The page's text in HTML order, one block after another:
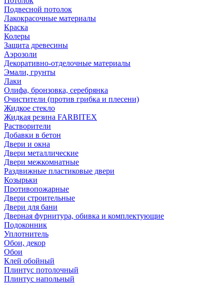
Подвесной потолок
Лакокрасочные материалы
Краска
Колеры
Защита древесины
Аэрозоли
Декоративно-отделочные материалы
Эмали, грунты
Лаки
Олифа, бронзовка, серебрянка
Очистители (против грибка и плесени)
Жидкое стекло
Жидкая резина FARBITEX
Растворители
Добавки в бетон
Двери и окна
Двери металлические
Двери межкомнатные
Раздвижные пластиковые двери
Козырьки
Противопожарные
Двери строительные
Двери для бани
Дверная фурнитура, обивка и комплектующие
Подоконник
Уплотнитель
Обои, декор
Обои
Клей обойный
Плинтус потолочный
Плинтус напольный